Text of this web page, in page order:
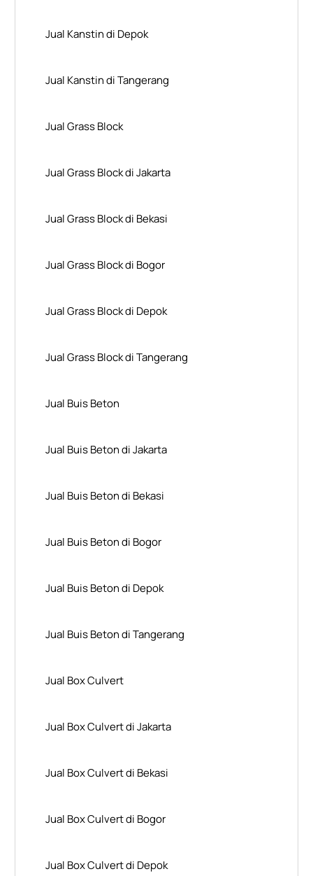
Jual Kanstin di Depok
Jual Kanstin di Tangerang
Jual Grass Block
Jual Grass Block di Jakarta
Jual Grass Block di Bekasi
Jual Grass Block di Bogor
Jual Grass Block di Depok
Jual Grass Block di Tangerang
Jual Buis Beton
Jual Buis Beton di Jakarta
Jual Buis Beton di Bekasi
Jual Buis Beton di Bogor
Jual Buis Beton di Depok
Jual Buis Beton di Tangerang
Jual Box Culvert
Jual Box Culvert di Jakarta
Jual Box Culvert di Bekasi
Jual Box Culvert di Bogor
Jual Box Culvert di Depok